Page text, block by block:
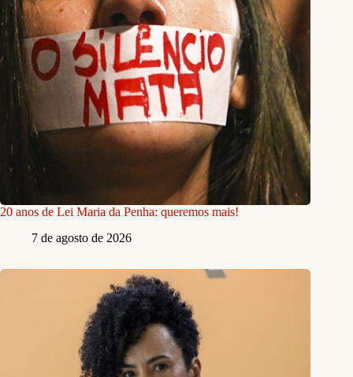
20 anos de Lei Maria da Penha: queremos mais!
7 de agosto de 2026